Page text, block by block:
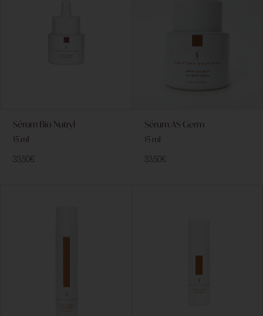
Sérum Bio Nutryl
15 ml
33,50€
Sérum AS Germ
15 ml
33,50€